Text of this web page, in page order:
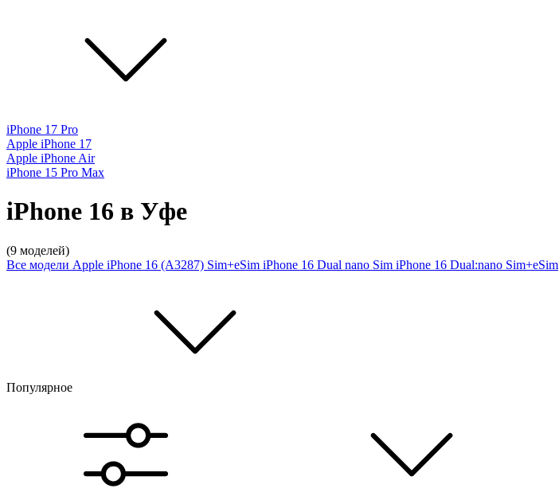
iPhone 17 Pro
Apple iPhone 17
Apple iPhone Air
iPhone 15 Pro Max
iPhone 16 в Уфе
(9 моделей)
Все модели Apple iPhone 16 (A3287) Sim+eSim iPhone 16 Dual nano Sim iPhone 16 Dual:nano Sim+eSim
Популярное